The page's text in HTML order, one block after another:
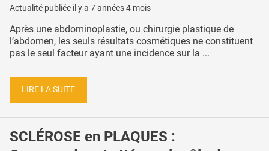
Actualité publiée il y a 7 années 4 mois
Après une abdominoplastie, ou chirurgie plastique de
l’abdomen, les seuls résultats cosmétiques ne constituent
pas le seul facteur ayant une incidence sur la ...
LIRE LA SUITE
SCLÉROSE en PLAQUES :